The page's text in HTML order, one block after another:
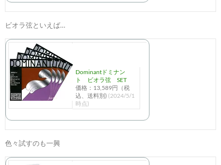
ビオラ弦といえば…
Dominantドミナン
ト ビオラ弦 SET
価格：13,589円（税
込、送料別) (2024/5/1
時点)
色々試すのも一興